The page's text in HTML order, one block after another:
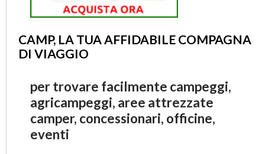
CAMP, LA TUA AFFIDABILE COMPAGNA
DI VIAGGIO
per trovare facilmente campeggi,
agricampeggi, aree attrezzate
camper, concessionari, officine,
eventi